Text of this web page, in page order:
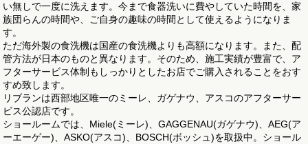
い無しで一度に洗えます。今まで食器洗いに費やしていた時間を、家
族団らんの時間や、ご自身の趣味の時間として使えるようになりま
す。
ただ海外製の食洗機は国産の食洗機よりも高額になります。また、配
管方法が日本のものと異なります。そのため、施工実績が豊富で、ア
フターサービス体制もしっかりとしたお店でご購入されることをおす
すめ致します。
リブランは西部地区唯一のミーレ、ガゲナウ、アスコのアフターサー
ビス公認店です。
ショールームでは、Miele(ミーレ)、GAGGENAU(ガゲナウ)、AEG(ア
ーエーゲー)、ASKO(アスコ)、BOSCH(ボッシュ)を取扱中。ショール